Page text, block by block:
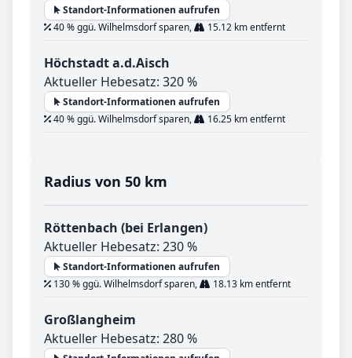
Standort-Informationen aufrufen
40 % ggü. Wilhelmsdorf sparen,
15.12 km entfernt
Höchstadt a.d.Aisch
Aktueller Hebesatz: 320 %
Standort-Informationen aufrufen
40 % ggü. Wilhelmsdorf sparen,
16.25 km entfernt
Radius von 50 km
Röttenbach (bei Erlangen)
Aktueller Hebesatz: 230 %
Standort-Informationen aufrufen
130 % ggü. Wilhelmsdorf sparen,
18.13 km entfernt
Großlangheim
Aktueller Hebesatz: 280 %